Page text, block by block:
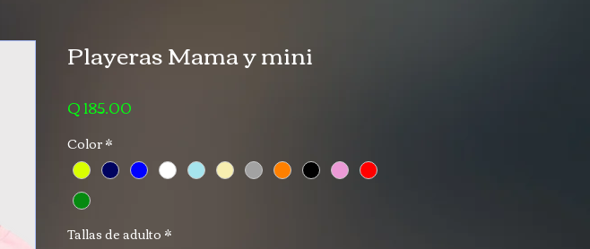
Playeras Mama y mini
Q 185.00
Color*
Tallas de adulto*